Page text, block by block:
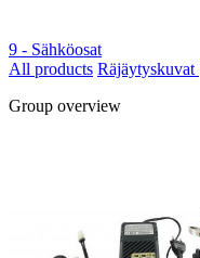
9 - Sähköosat
All products Räjäytyskuvat
Group overview